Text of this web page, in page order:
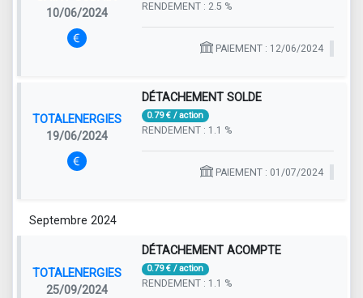
10/06/2024
RENDEMENT : 2.5 %
PAIEMENT : 12/06/2024
TOTALENERGIES
19/06/2024
DÉTACHEMENT SOLDE
0.79 € / action
RENDEMENT : 1.1 %
PAIEMENT : 01/07/2024
Septembre 2024
TOTALENERGIES
25/09/2024
DÉTACHEMENT ACOMPTE
0.79 € / action
RENDEMENT : 1.1 %